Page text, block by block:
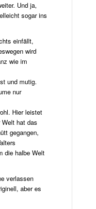
Und ja,
sogar ins
einfällt,
wird
wie im
und mutig.
nur
Hier leistet
hat das
gegangen,
die halbe Welt
verlassen
aber es